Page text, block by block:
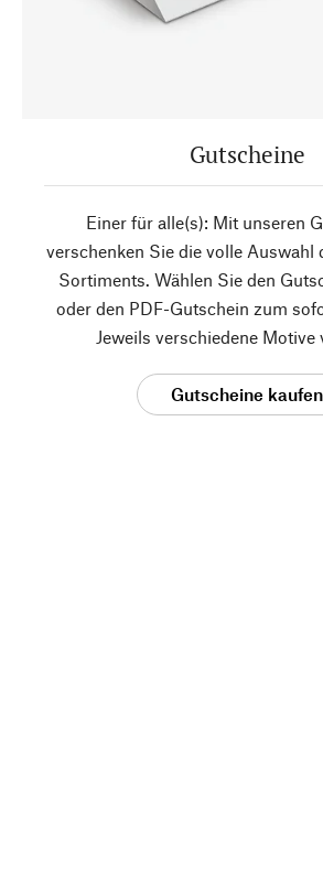
Gutscheine
Einer für alle(s): Mit unseren
verschenken Sie die volle Auswahl
Sortiments. Wählen Sie den
oder den PDF-Gutschein zum
Jeweils verschiedene Motive
Gutscheine kaufen